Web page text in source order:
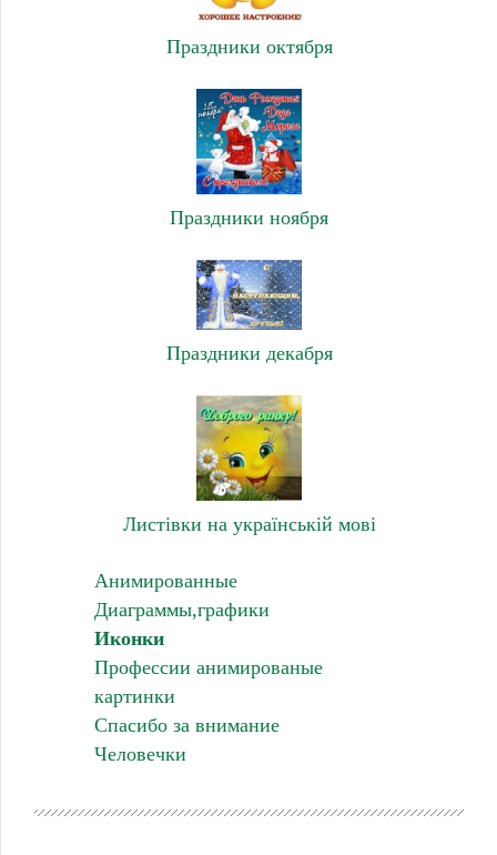
Праздники октября
Праздники ноября
Праздники декабря
Листівки на українській мові
Анимированные
Диаграммы,графики
Иконки
Профессии анимированые
картинки
Спасибо за внимание
Человечки